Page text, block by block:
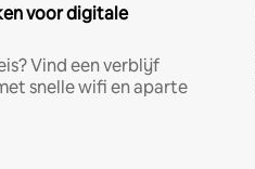
voor digitale
Vind een verblijf
snelle wifi en aparte